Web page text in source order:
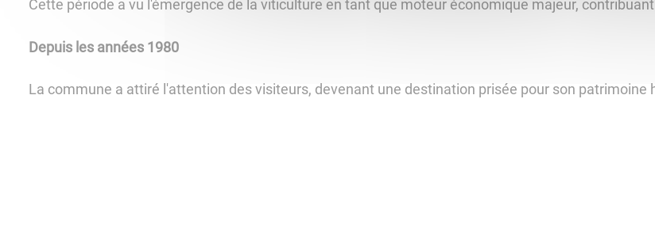
Cette période a vu l'émergence de la viticulture en tant que moteur économique majeur,
Depuis les années 1980
La commune a attiré l'attention des visiteurs, devenant une destination prisée pour son